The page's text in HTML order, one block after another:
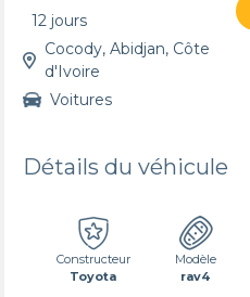
12 jours
Cocody, Abidjan, Côte
d'Ivoire
Voitures
Détails du véhicule
Constructeur
Toyota
Modèle
rav4